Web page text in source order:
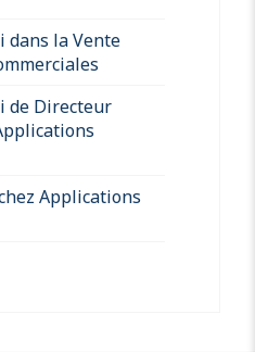
dans la Vente
de Directeur
Applications